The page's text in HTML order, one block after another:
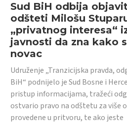
Sud BiH odbija
odšteti Milošu
„privatnog interesa“
javnosti da zna kako
novac
Udruženje „Tranzicijska pravda,
BiH“ podnijelo je Sud Bosne i
pristup informacijama, tražeći
ostvario pravo na odštetu za više
provedene u pritvoru, te ako jeste